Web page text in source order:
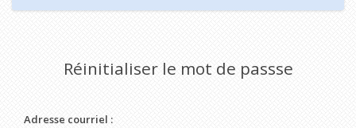
Réinitialiser le mot de passse
Adresse courriel :